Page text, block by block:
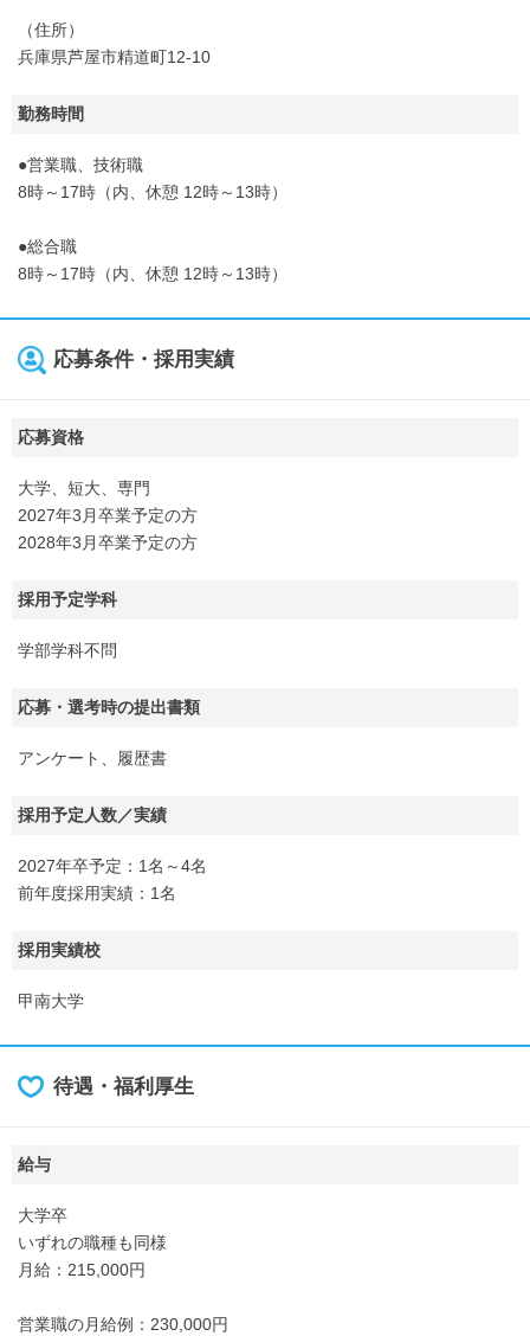
（住所）
兵庫県芦屋市精道町12-10
勤務時間
●営業職、技術職
8時～17時（内、休憩 12時～13時）
●総合職
8時～17時（内、休憩 12時～13時）
応募条件・採用実績
応募資格
大学、短大、専門
2027年3月卒業予定の方
2028年3月卒業予定の方
採用予定学科
学部学科不問
応募・選考時の提出書類
アンケート、履歴書
採用予定人数／実績
2027年卒予定：1名～4名
前年度採用実績：1名
採用実績校
甲南大学
待遇・福利厚生
給与
大学卒
いずれの職種も同様
月給：215,000円
営業職の月給例：230,000円